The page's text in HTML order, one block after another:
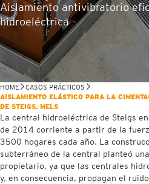
Aislamiento antivibratorio
hidroeléctrica
HOME
CASOS PRÁCTICOS
AISLAMIENTO ELÁSTICO PARA LA
DE STEIGS, MELS
La central hidroeléctrica de Steigs
de 2014 corriente a partir de la
3500 hogares cada año. La
subterráneo de la central planteó
propietario, ya que las centrales
y, en consecuencia, propagan el